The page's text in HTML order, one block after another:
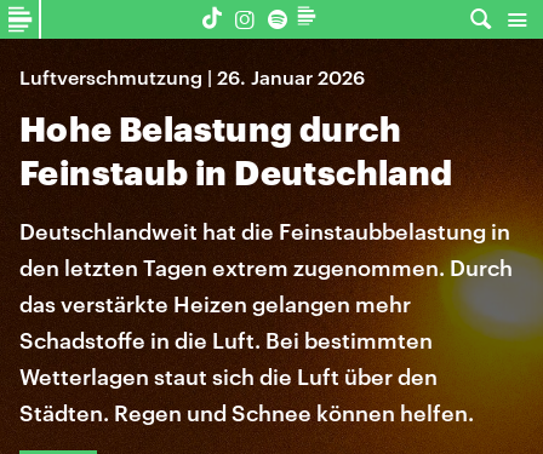
Luftverschmutzung | 26. Januar 2026
Hohe Belastung durch
Feinstaub in Deutschland
Deutschlandweit hat die Feinstaubbelastung in
den letzten Tagen extrem zugenommen. Durch
das verstärkte Heizen gelangen mehr
Schadstoffe in die Luft. Bei bestimmten
Wetterlagen staut sich die Luft über den
Städten. Regen und Schnee können helfen.